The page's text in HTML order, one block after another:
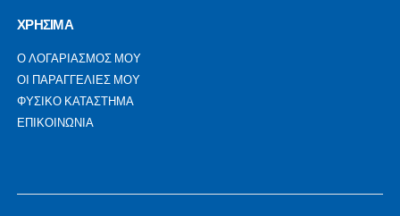
ΧΡΗΣΙΜΑ
Ο ΛΟΓΑΡΙΑΣΜΟΣ ΜΟΥ
ΟΙ ΠΑΡΑΓΓΕΛΙΕΣ ΜΟΥ
ΦΥΣΙΚΟ ΚΑΤΑΣΤΗΜΑ
ΕΠΙΚΟΙΝΩΝΙΑ